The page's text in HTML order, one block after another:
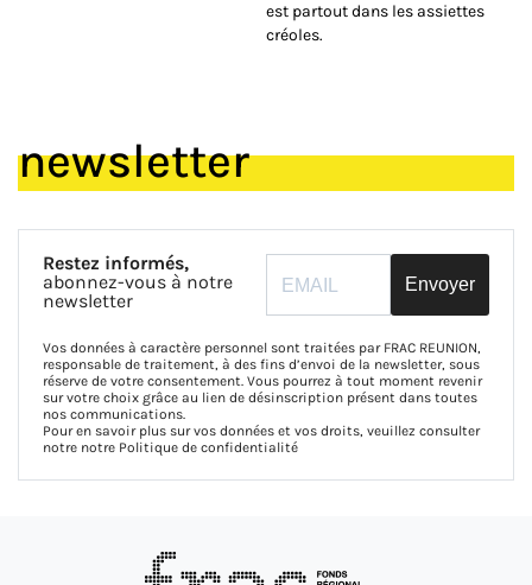
est partout dans les assiettes
créoles.
newsletter
Restez informés,
abonnez-vous à notre
newsletter
Envoyer
Vos données à caractère personnel sont traitées par FRAC REUNION,
responsable de traitement, à des fins d’envoi de la newsletter, sous
réserve de votre consentement. Vous pourrez à tout moment revenir
sur votre choix grâce au lien de désinscription présent dans toutes
nos communications.
Pour en savoir plus sur vos données et vos droits, veuillez consulter
notre notre Politique de confidentialité